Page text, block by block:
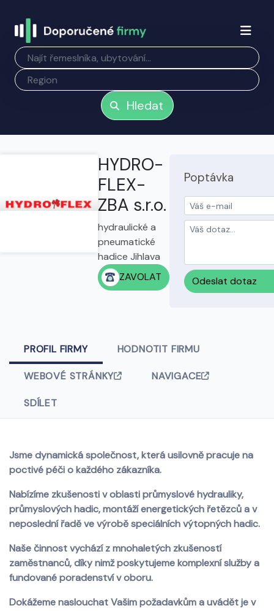
Hledat
HYDRO-
FLEX-
ZBA s.r.o.
hydraulické a
pneumatické
hadice Jihlava
ZAVOLAT
Poptávka
Odeslat dotaz
PROFIL FIRMY HODNOTIT FIRMU
WEBOVÉ STRÁNKY NAVIGACE
SDÍLET
Jsme dynamická společnost, která usilovně pracuje na
poctivé péči o každého zákazníka.
Nabízíme zkušenosti v oblasti průmyslové hydrauliky,
průmyslových hadic, montáží energetických řetězců a v
neposlední řadě ve výrobě speciálních výtopných hadic.
Naše činnost vychází z mnohaletých zkušeností
zaměstnanců, díky nimž poskytujeme komplexní služby a
fundované poradenství v oboru.
Dokážeme naslouchat Vašim požadavkům a uvádět je v